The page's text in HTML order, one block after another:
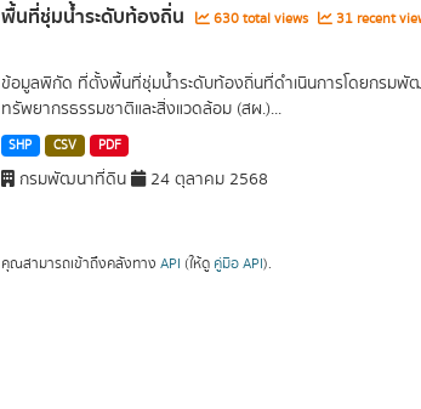
พื้นที่ชุ่มน้ำระดับท้องถิ่น 630 total views 31 recent
ข้อมูลพิกัด ที่ตั้งพื้นที่ชุ่มน้ำระดับท้องถิ่นที่ดำเนินการโดยกรมพั
ทรัพยากรธรรมชาติและสิ่งแวดล้อม (สผ.)...
SHP CSV PDF
กรมพัฒนาที่ดิน 24 ตุลาคม 2568
คุณสามารถเข้าถึงคลังทาง API (ให้ดู คู่มือ API).